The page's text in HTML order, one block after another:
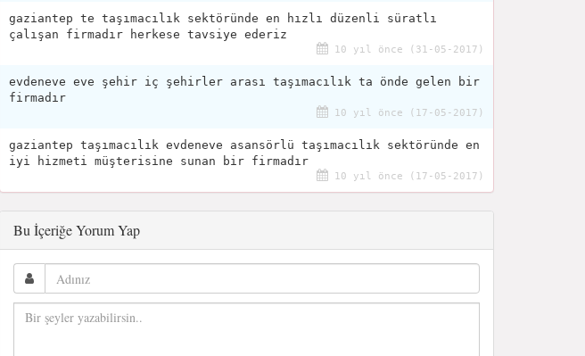
gaziantep te taşımacılık sektöründe en hızlı düzenli süratlı
çalışan firmadır herkese tavsiye ederiz
10 yıl önce (31-05-2017)
evdeneve eve şehir iç şehirler arası taşımacılık ta önde gelen bir
firmadır
10 yıl önce (17-05-2017)
gaziantep taşımacılık evdeneve asansörlü taşımacılık sektöründe en
iyi hizmeti müşterisine sunan bir firmadır
10 yıl önce (17-05-2017)
Bu İçeriğe Yorum Yap